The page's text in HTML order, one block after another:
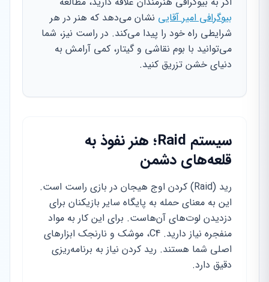
بیوگرافی امیر آقایی نشان می‌دهد که هنر در هر
شرایطی راه خود را پیدا می‌کند. در راست نیز، شما
می‌توانید با بوم نقاشی و گیتار، کمی آرامش به
دنیای خشن تزریق کنید.
سیستم Raid؛ هنر نفوذ به
قلعه‌های دشمن
رید (Raid) کردن اوج هیجان در بازی راست است.
این به معنای حمله به پایگاه سایر بازیکنان برای
دزدیدن لوت‌های آن‌هاست. برای این کار به مواد
منفجره نیاز دارید. C4، موشک و نارنجک ابزارهای
اصلی شما هستند. رید کردن نیاز به برنامه‌ریزی
دقیق دارد.